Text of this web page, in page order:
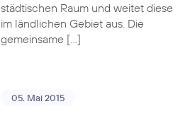
städtischen Raum und weitet diese
im ländlichen Gebiet aus. Die
gemeinsame […]
05. Mai 2015